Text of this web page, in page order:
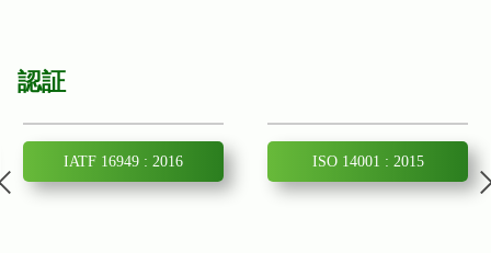
認証
Previous IATF 16949 : 2016 ISO 14001 : 2015
Next